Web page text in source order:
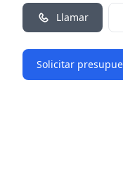
Llamar
Solicitar